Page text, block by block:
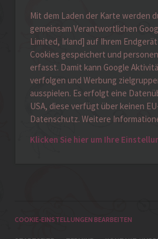
Mit dem Laden der Karte werden
gemeinsam Verantwortlichen
Limited, Irland] auf Ihrem
Cookies gespeichert und
erfasst. Damit kann Google
verfolgen und Werbung
ausspielen. Es erfolgt eine
USA, diese verfügt über keinen
Datenschutz. Weitere
Klicken Sie hier um Ihre
COOKIE-EINSTELLUNGEN BEARBEITEN